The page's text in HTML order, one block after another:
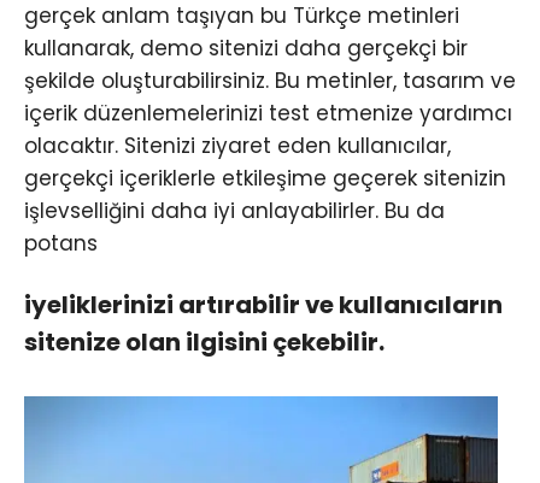
gerçek anlam taşıyan bu Türkçe metinleri
kullanarak, demo sitenizi daha gerçekçi bir
şekilde oluşturabilirsiniz. Bu metinler, tasarım ve
içerik düzenlemelerinizi test etmenize yardımcı
olacaktır. Sitenizi ziyaret eden kullanıcılar,
gerçekçi içeriklerle etkileşime geçerek sitenizin
işlevselliğini daha iyi anlayabilirler. Bu da
potans
iyeliklerinizi artırabilir ve kullanıcıların
sitenize olan ilgisini çekebilir.